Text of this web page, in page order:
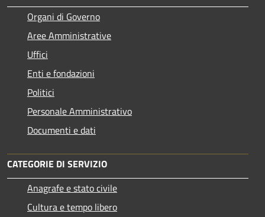
Organi di Governo
Aree Amministrative
Uffici
Enti e fondazioni
Politici
Personale Amministrativo
Documenti e dati
CATEGORIE DI SERVIZIO
Anagrafe e stato civile
Cultura e tempo libero